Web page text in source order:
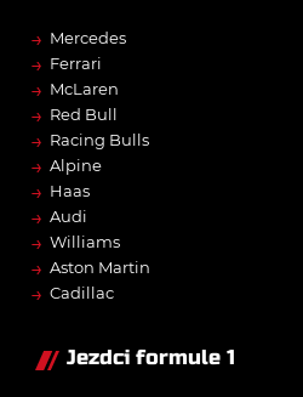
→ Mercedes
→ Ferrari
→ McLaren
→ Red Bull
→ Racing Bulls
→ Alpine
→ Haas
→ Audi
→ Williams
→ Aston Martin
→ Cadillac
Jezdci formule 1